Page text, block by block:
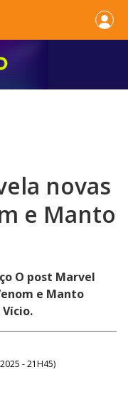
novas
e Manto
O post Marvel
e Manto
- 21H45)